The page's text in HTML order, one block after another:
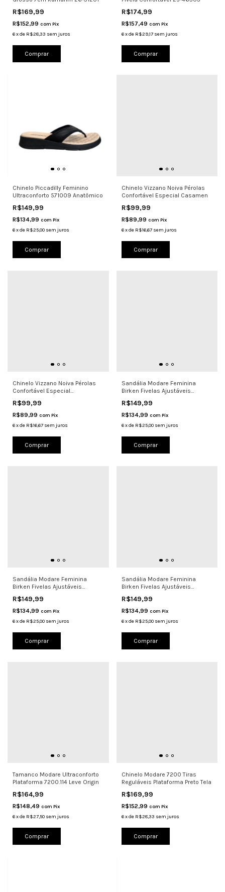
R$169,99
R$152,99 com Pix
6xde R$28,33 sem juros
Comprar
R$174,99
R$157,49 com Pix
6 xde R$29,17 sem juros
Comprar
Chinelo Piccadilly Feminino
Ultraconforto 571009 Anatômico
R$149,99
R$134,99 com Pix
6xde R$25,00 sem juros
Comprar
Chinelo Vizzano Noiva Pérolas
Confortável Especial Casamen
R$99,99
R$89,99 com Pix
6 xde R$16,67 sem juros
Comprar
Chinelo Vizzano Noiva Pérolas
Confortável Especial
R$99,99
R$89,99 com Pix
6xde R$16,67 sem juros
Comprar
Sandália Modare Feminina
Birken Fivelas Ajustáveis
R$149,99
R$134,99 com Pix
6 xde R$25,00 sem juros
Comprar
Sandália Modare Feminina
Birken Fivelas Ajustáveis
R$149,99
R$134,99 com Pix
6xde R$25,00 sem juros
Comprar
Sandália Modare Feminina
Birken Fivelas Ajustáveis
R$149,99
R$134,99 com Pix
6 xde R$25,00 sem juros
Comprar
Tamanco Modare Ultraconforto
Plataforma 7200.114 Leve Origin
R$164,99
R$148,49 com Pix
6xde R$27,50 sem juros
Comprar
Chinelo Modare 7200 Tiras
Reguláveis Plataforma Preto Tela
R$169,99
R$152,99 com Pix
6 xde R$28,33 sem juros
Comprar